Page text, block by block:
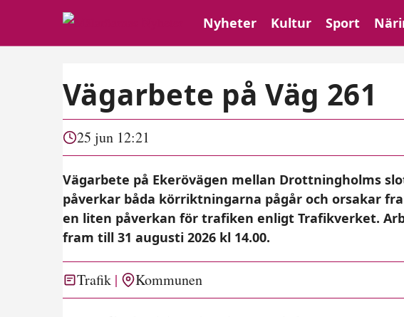
Nyheter Kultur Sport
Vägarbete på Väg 261
25 jun 12:21
Vägarbete på Ekerövägen mellan Drottningholms
påverkar båda körriktningarna pågår och orsakar
en liten påverkan för trafiken enligt Trafikverket.
fram till 31 augusti 2026 kl 14.00.
Trafik Kommunen